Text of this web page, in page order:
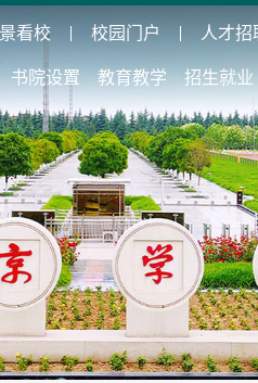
看校 校园门户 人才招
书院设置 教育教学 招生就业